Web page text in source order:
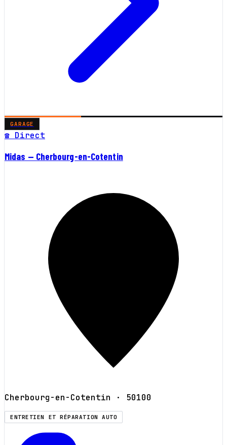
GARAGE
☎ Direct
Midas — Cherbourg-en-Cotentin
Cherbourg-en-Cotentin · 50100
ENTRETIEN ET RÉPARATION AUTO